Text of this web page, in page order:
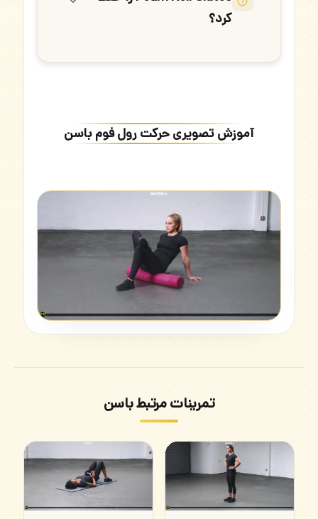
کرد؟
آموزش تصویری حرکت رول فوم باسن
تمرینات مرتبط باسن